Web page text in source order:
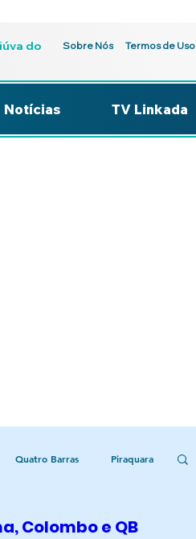
do
Sobre Nós Termos de Uso
Notícias TV Linkada
Quatro Barras Piraquara
Sul Litoral
Colombo e QB